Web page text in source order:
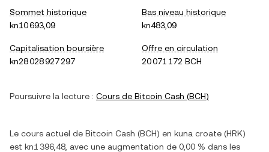
Sommet historique
kn10 693,09
Bas niveau historique
kn483,09
Capitalisation boursière
kn28 028 927 297
Offre en circulation
20 071 172 BCH
Poursuivre la lecture : Cours de Bitcoin Cash (BCH)
Le cours actuel de Bitcoin Cash (BCH) en kuna croate (HRK)
est kn1 396,48 , avec une augmentation de 0,00 % dans les